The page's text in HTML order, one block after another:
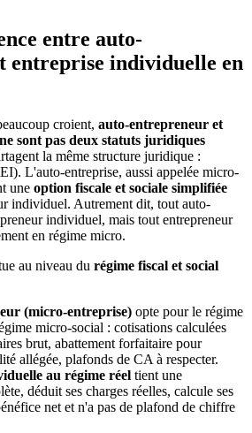
entre auto-
entreprise individuelle en
croient, auto-entrepreneur et
sont pas deux statuts juridiques
la même structure juridique :
L'auto-entreprise, aussi appelée micro-
une option fiscale et sociale simplifiée
individuel. Autrement dit, tout auto-
individuel, mais tout entrepreneur
en régime micro.
au niveau du régime fiscal et social
(micro-entreprise) opte pour le régime
micro-social : cotisations calculées
brut, abattement forfaitaire pour
allégée, plafonds de CA à respecter.
au régime réel tient une
déduit ses charges réelles, calcule ses
net et n'a pas de plafond de chiffre